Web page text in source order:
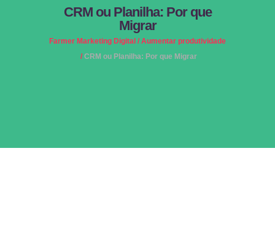
CRM ou Planilha: Por que
Migrar
Farmer Marketing Digital / Aumentar produtividade
/ CRM ou Planilha: Por que Migrar